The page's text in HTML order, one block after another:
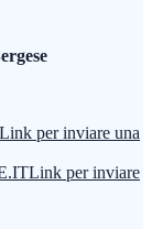
Link per inviare una
Link per inviare